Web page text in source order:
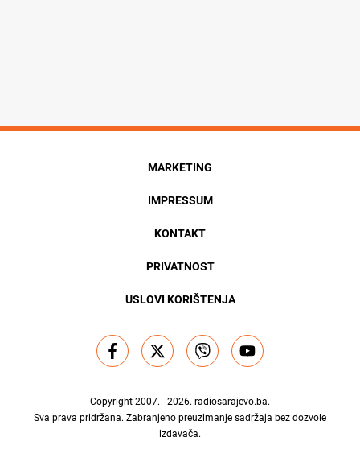
MARKETING
IMPRESSUM
KONTAKT
PRIVATNOST
USLOVI KORIŠTENJA
Copyright 2007. - 2026. radiosarajevo.ba.
Sva prava pridržana. Zabranjeno preuzimanje sadržaja bez dozvole
izdavača.